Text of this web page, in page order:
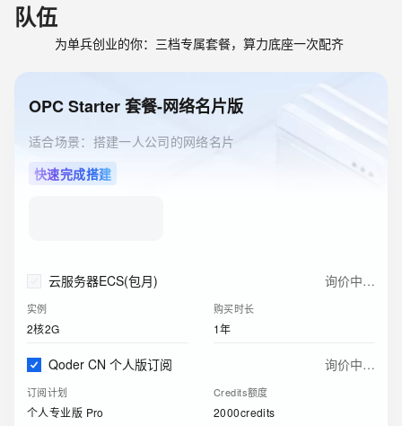
队伍
为单兵创业的你：三档专属套餐，算力底座一次配齐
OPC Starter 套餐-网络名片版
适合场景：搭建一人公司的网络名片
快速完成搭建
云服务器ECS(包月)
￥99.00起
实例
2核2G
购买时长
1年
Qoder CN 个人版订阅 ￥59.00
订阅计划
个人专业版 Pro
Credits额度
2000credits